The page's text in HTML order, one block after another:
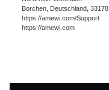
Borchen, Deutschland, 33178
https://amewi.com/Support
https://amewi.com